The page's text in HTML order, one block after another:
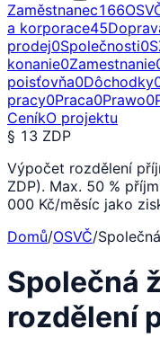
Zaměstnanec166
a korporace45
prodej0Společnosti0
konanie0Zamestnanie
poisťovňa0Dôchodky
pracy0Praca0Prawo0
CeníkO projektu
§ 13 ZDP
Výpočet rozdělení
ZDP). Max. 50 %
000 Kč/měsíc jako
Domů/OSVČ/
Společná
rozdělení